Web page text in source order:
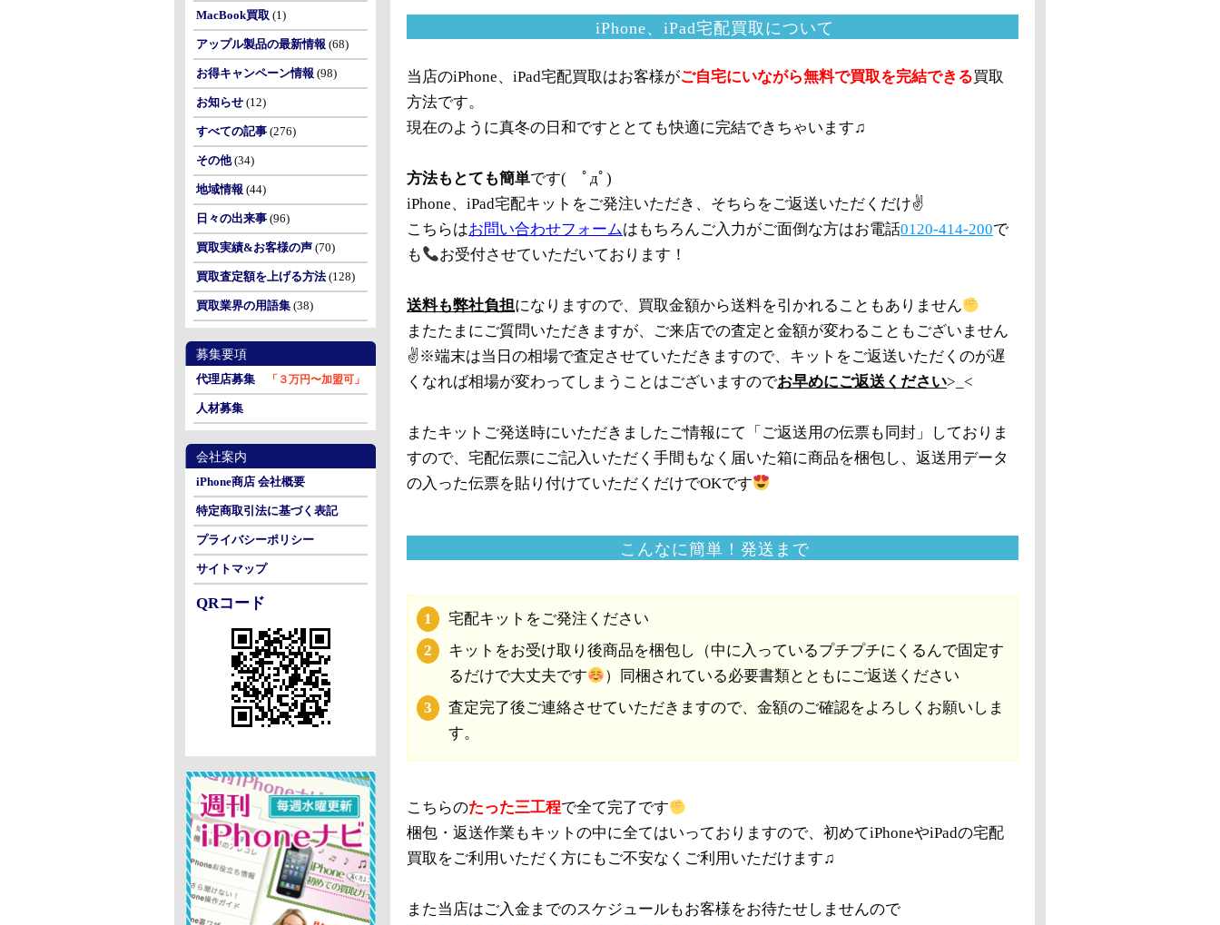
iPhone、iPad宅配買取について
当店のiPhone、iPad宅配買取はお客様がご自宅にいながら無料で買取を完結できる買取
方法です。
現在のように真冬の日和ですととても快適に完結できちゃいます♫
方法もとても簡単です( ﾟдﾟ)
iPhone、iPad宅配キットをご発注いただき、そちらをご返送いただくだけ✌️
こちらはお問い合わせフォームはもちろんご入力がご面倒な方はお電話0120-414-200で
も
お受付させていただいております！
送料も弊社負担になりますので、買取金額から送料を引かれることもありません
またたまにご質問いただきますが、ご来店での査定と金額が変わることもございません
✌️※端末は当日の相場で査定させていただきますので、キットをご返送いただくのが遅
くなれば相場が変わってしまうことはございますのでお早めにご返送ください>_<
またキットご発送時にいただきましたご情報にて「ご返送用の伝票も同封」しておりま
すので、宅配伝票にご記入いただく手間もなく届いた箱に商品を梱包し、返送用データ
の入った伝票を貼り付けていただくだけでOKです
こんなに簡単！発送まで
宅配キットをご発注ください
キットをお受け取り後商品を梱包し（中に入っているプチプチにくるんで固定す
るだけで大丈夫です
）同梱されている必要書類とともにご返送ください
査定完了後ご連絡させていただきますので、金額のご確認をよろしくお願いしま
す。
こちらのたった三工程で全て完了です
梱包・返送作業もキットの中に全てはいっておりますので、初めてiPhoneやiPadの宅配
買取をご利用いただく方にもご不安なくご利用いただけます♫
また当店はご入金までのスケジュールもお客様をお待たせしませんので
MacBook買取 (1)
アップル製品の最新情報 (68)
お得キャンペーン情報 (98)
お知らせ (12)
すべての記事 (276)
その他(34)
地域情報 (44)
日々の出来事 (96)
買取実績&お客様の声 (70)
買取査定額を上げる方法(128)
買取業界の用語集 (38)
募集要項
代理店募集
「３万円〜加盟可」
人材募集
会社案内
iPhone商店 会社概要
特定商取引法に基づく表記
プライバシーポリシー
サイトマップ
QRコード